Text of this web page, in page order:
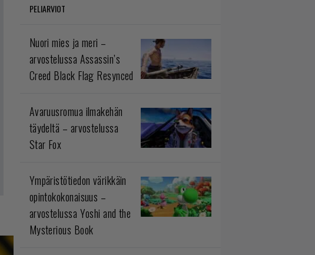
PELIARVIOT
Nuori mies ja meri –
arvostelussa Assassin’s
Creed Black Flag Resynced
Avaruusromua ilmakehän
täydeltä – arvostelussa
Star Fox
Ympäristötiedon värikkäin
opintokokonaisuus –
arvostelussa Yoshi and the
Mysterious Book